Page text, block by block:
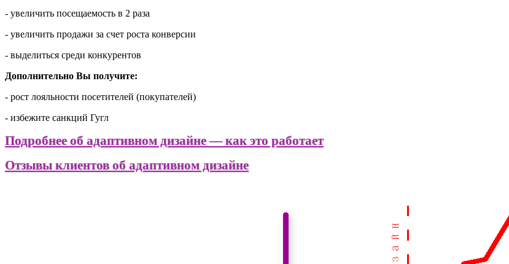
- увеличить посещаемость в 2 раза
- увеличить продажи за счет роста конверсии
- выделиться среди конкурентов
Дополнительно Вы получите:
- рост лояльности посетителей (покупателей)
- избежите санкций Гугл
Подробнее об адаптивном дизайне — как это работает
Отзывы клиентов об адаптивном дизайне